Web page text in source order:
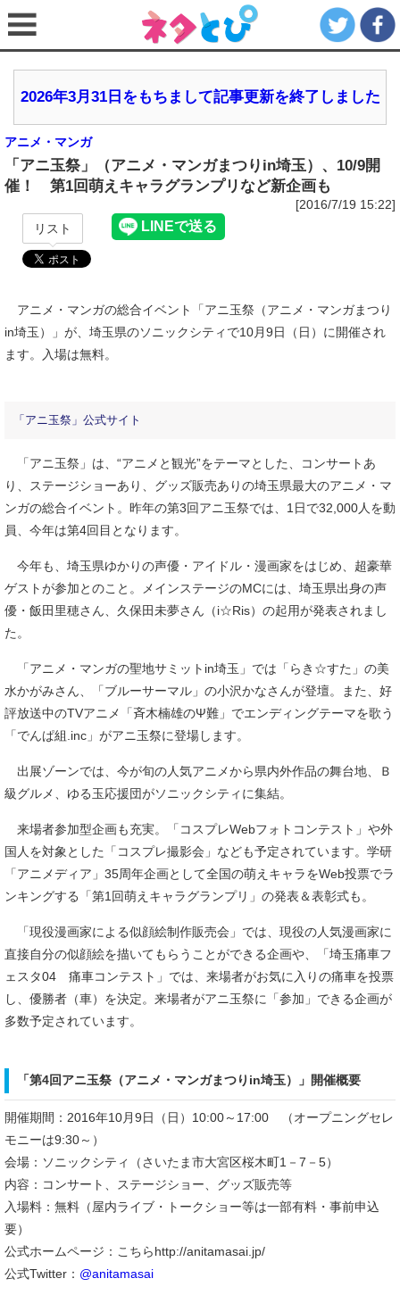
2026年3月31日をもちまして記事更新を終了しました
アニメ・マンガ
「アニ玉祭」（アニメ・マンガまつりin埼玉）、10/9開
催！ 第1回萌えキャラグランプリなど新企画も
[2016/7/19 15:22]
リスト
アニメ・マンガの総合イベント「アニ玉祭（アニメ・マンガまつり
in埼玉）」が、埼玉県のソニックシティで10月9日（日）に開催され
ます。入場は無料。
「アニ玉祭」公式サイト
「アニ玉祭」は、“アニメと観光”をテーマとした、コンサートあ
り、ステージショーあり、グッズ販売ありの埼玉県最大のアニメ・マ
ンガの総合イベント。昨年の第3回アニ玉祭では、1日で32,000人を動
員、今年は第4回目となります。
今年も、埼玉県ゆかりの声優・アイドル・漫画家をはじめ、超豪華
ゲストが参加とのこと。メインステージのMCには、埼玉県出身の声
優・飯田里穂さん、久保田未夢さん（i☆Ris）の起用が発表されまし
た。
「アニメ・マンガの聖地サミットin埼玉」では「らき☆すた」の美
水かがみさん、「ブルーサーマル」の小沢かなさんが登壇。また、好
評放送中のTVアニメ「斉木楠雄のΨ難」でエンディングテーマを歌う
「でんぱ組.inc」がアニ玉祭に登場します。
出展ゾーンでは、今が旬の人気アニメから県内外作品の舞台地、Ｂ
級グルメ、ゆる玉応援団がソニックシティに集結。
来場者参加型企画も充実。「コスプレWebフォトコンテスト」や外
国人を対象とした「コスプレ撮影会」なども予定されています。学研
「アニメディア」35周年企画として全国の萌えキャラをWeb投票でラ
ンキングする「第1回萌えキャラグランプリ」の発表＆表彰式も。
「現役漫画家による似顔絵制作販売会」では、現役の人気漫画家に
直接自分の似顔絵を描いてもらうことができる企画や、「埼玉痛車フ
ェスタ04 痛車コンテスト」では、来場者がお気に入りの痛車を投票
し、優勝者（車）を決定。来場者がアニ玉祭に「参加」できる企画が
多数予定されています。
「第4回アニ玉祭（アニメ・マンガまつりin埼玉）」開催概要
開催期間：2016年10月9日（日）10:00～17:00 （オープニングセレ
モニーは9:30～）
会場：ソニックシティ（さいたま市大宮区桜木町1－7－5）
内容：コンサート、ステージショー、グッズ販売等
入場料：無料（屋内ライブ・トークショー等は一部有料・事前申込
要）
公式ホームページ：こちらhttp://anitamasai.jp/
公式Twitter： @anitamasai